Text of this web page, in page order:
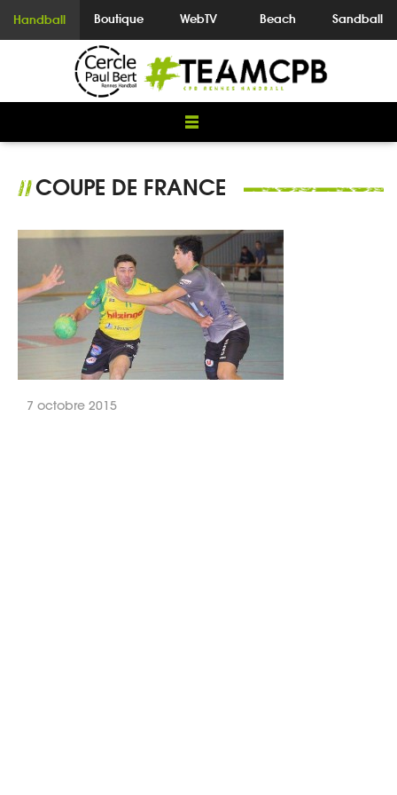
Handball Boutique WebTV Beach Sandball
//COUPE DE FRANCE
7 octobre 2015